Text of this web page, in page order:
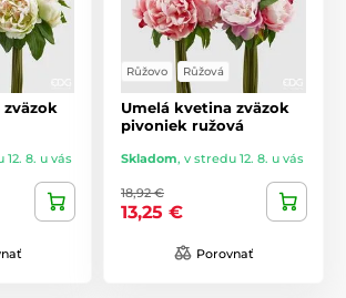
12. 8. u vás
Růžovo Růžová
Umelá kvetina zväzok
pivoniek ružová
Skladom, v stredu 12. 8. u vás
18,92 €
13,25 €
Porovnať